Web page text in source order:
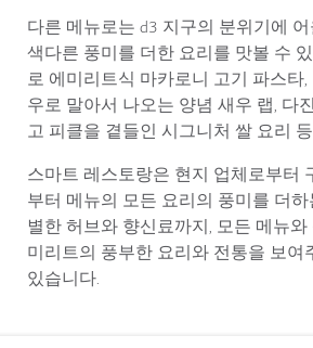
다른 메뉴로는 d3 지구의 분위기에
색다른 풍미를 더한 요리를 맛볼 수
로 에미리트식 마카로니 고기 파스타,
우로 말아서 나오는 양념 새우 랩, 다
고 피클을 곁들인 시그니처 쌀 요리
스마트 레스토랑은 현지 업체로부터
부터 메뉴의 모든 요리의 풍미를 더
별한 허브와 향신료까지, 모든 메뉴
미리트의 풍부한 요리와 전통을 보여
있습니다.